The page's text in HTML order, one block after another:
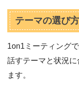
テーマの選び方
1on1ミーティング
話すテーマと状況
ます。